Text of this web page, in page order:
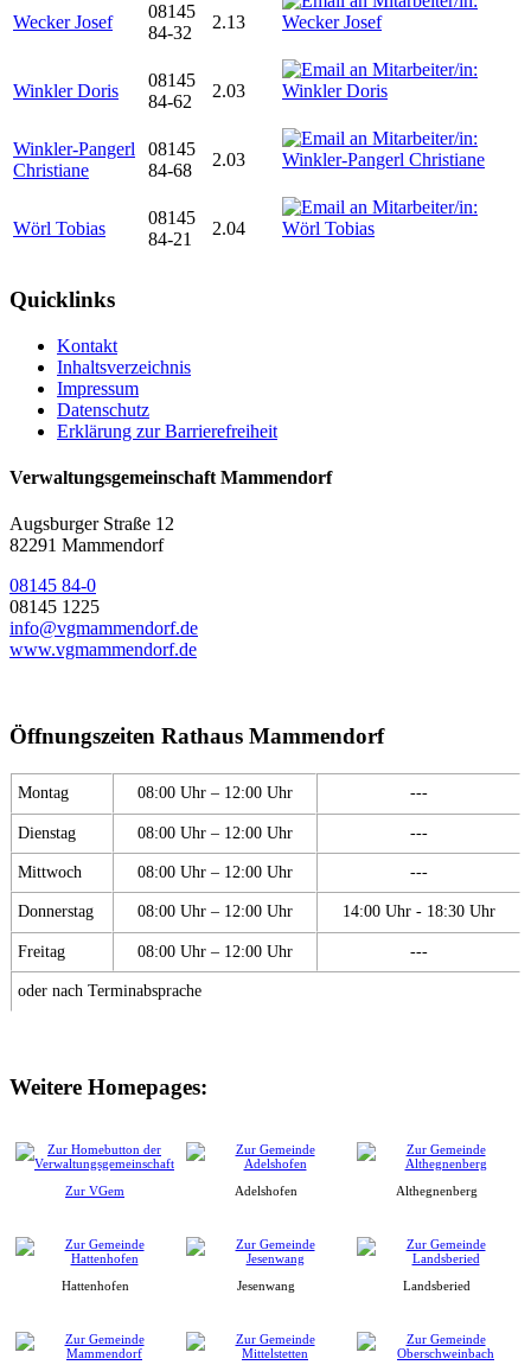
Wecker Josef
08145
84-32
2.13
Winkler Doris
08145
84-62
2.03
Winkler-Pangerl
Christiane
08145
84-68
2.03
Wörl Tobias
08145
84-21
2.04
Quicklinks
Kontakt
Inhaltsverzeichnis
Impressum
Datenschutz
Erklärung zur Barrierefreiheit
Verwaltungsgemeinschaft Mammendorf
Augsburger Straße 12
82291 Mammendorf
08145 84-0
08145 1225
info@vgmammendorf.de
www.vgmammendorf.de
Öffnungszeiten Rathaus Mammendorf
Montag 08:00 Uhr – 12:00 Uhr ---
Dienstag 08:00 Uhr – 12:00 Uhr ---
Mittwoch 08:00 Uhr – 12:00 Uhr ---
Donnerstag 08:00 Uhr – 12:00 Uhr 14:00 Uhr - 18:30 Uhr
Freitag 08:00 Uhr – 12:00 Uhr ---
oder nach Terminabsprache
Weitere Homepages:
Zur VGem Adelshofen Althegnenberg
Hattenhofen Jesenwang Landsberied